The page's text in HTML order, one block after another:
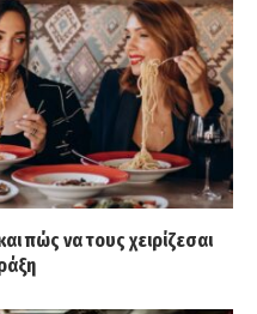
πώς να τους χειρίζεσαι